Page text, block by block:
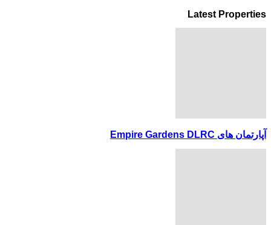
Latest Properties
آپارتمان های Empire Gardens DLRC